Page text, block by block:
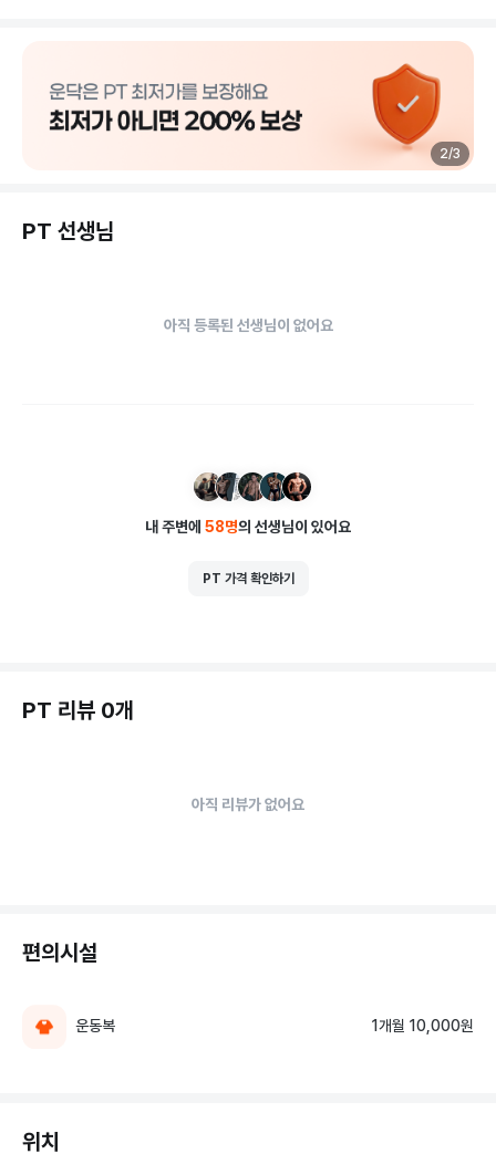
✔️ 밸런스 중심의 트레이닝
바른 체형 유지와 통증 개선을 동시에 추구
이 아니라, 내 몸의 움직임을 바로 세우고 건강한 습관을 만들어
2/3
PT 선생님
아직 등록된 선생님이 없어요
내 주변에 58명의 선생님이 있어요
PT 가격 확인하기
PT 리뷰 0개
아직 리뷰가 없어요
편의시설
운동복 1개월 10,000원
위치